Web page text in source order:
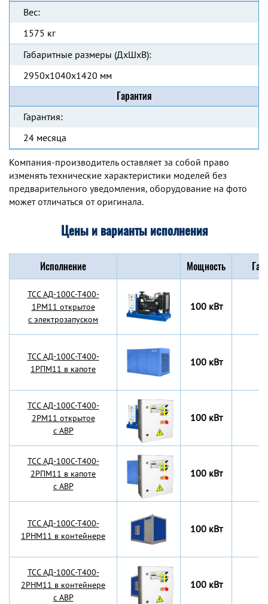
Вес:
1575 кг
Габаритные размеры (ДхШхВ):
2950x1040x1420 мм
Гарантия
Гарантия:
24 месяца
Компания-производитель оставляет за собой право
изменять технические характеристики моделей без
предварительного уведомления, оборудование на фото
может отличаться от оригинала.
Цены и варианты исполнения
Исполнение Мощность
TCC АД-100С-Т400-
1РМ11 открытое
с электрозапуском
100 кВт
TCC АД-100С-Т400-
1РПМ11 в капоте
100 кВт
TCC АД-100С-Т400-
2РМ11 открытое
с АВР
100 кВт
TCC АД-100С-Т400-
2РПМ11 в капоте
с АВР
100 кВт
TCC АД-100С-Т400-
1РНМ11 в контейнере
100 кВт
TCC АД-100С-Т400-
2РНМ11 в контейнере
с АВР
100 кВт